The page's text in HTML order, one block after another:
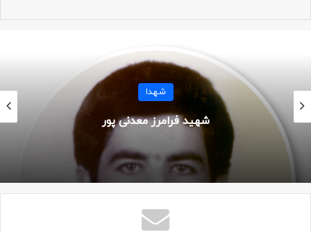
زندگینامه
شمسی مقارن با سی ام محرم ۱۳۹۰ هجری قمری در یک خانواده
مذهبی در شهر تهران متولد شد. پدرش محرم در جهاد سازندگی
داشت.
از همان نونهالی نماز را از پدر آموخت و سپس فرایض دینی و
قرآنی و دیگر فعالیتهای فرهنگی را در کنار پدر و مادر و خواهران و
برادران و سایر دوستانش در مسجد زینبیه (س) تهران آغاز کرد.
کمی بعد با گسترش فعالیتهایش، با مساجد دیگر از جمله مسجد
شهدا
شهید فرامرز معدنی پور